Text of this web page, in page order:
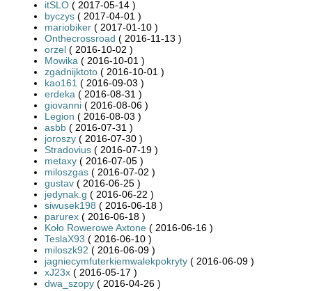
itSLO ( 2017-05-14 )
byczys ( 2017-04-01 )
mariobiker ( 2017-01-10 )
Onthecrossroad ( 2016-11-13 )
orzel ( 2016-10-02 )
Mowika ( 2016-10-01 )
zgadnijktoto ( 2016-10-01 )
kao161 ( 2016-09-03 )
erdeka ( 2016-08-31 )
giovanni ( 2016-08-06 )
Legion ( 2016-08-03 )
asbb ( 2016-07-31 )
joroszy ( 2016-07-30 )
Stradovius ( 2016-07-19 )
metaxy ( 2016-07-05 )
miloszgas ( 2016-07-02 )
gustav ( 2016-06-25 )
jedynak.g ( 2016-06-22 )
siwusek198 ( 2016-06-18 )
parurex ( 2016-06-18 )
Koło Rowerowe Axtone ( 2016-06-16 )
TeslaX93 ( 2016-06-10 )
miloszk92 ( 2016-06-09 )
jagniecymfuterkiemwalekpokryty ( 2016-06-09 )
xJ23x ( 2016-05-17 )
dwa_szopy ( 2016-04-26 )